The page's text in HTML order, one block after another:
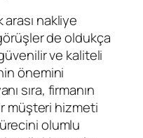
nakliye
de oldukça
ve kaliteli
önemini
sıra, firmanın
müşteri hizmeti
olumlu